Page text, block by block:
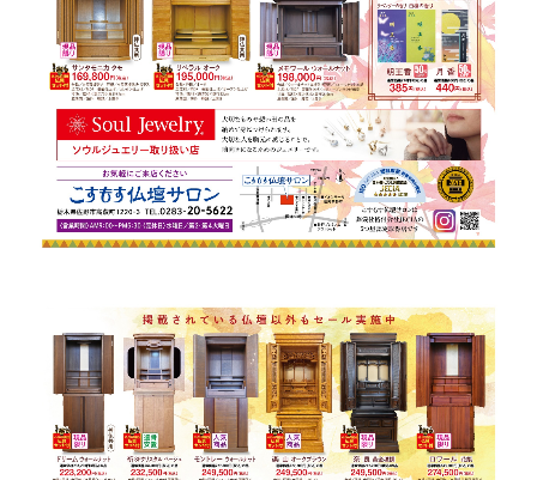
2026/05/27 どら焼き体験教室
2026/05/20 こすもす足利リニューアル
2026/06/17 名古屋・伊勢社員旅行 2泊３日
サービス
葬祭事業
採用情報
中途採用